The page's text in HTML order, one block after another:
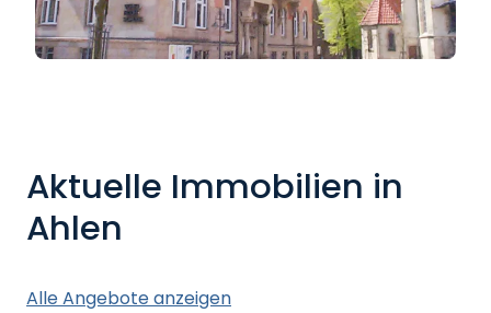
Aktuelle Immobilien in
Ahlen
Alle Angebote anzeigen